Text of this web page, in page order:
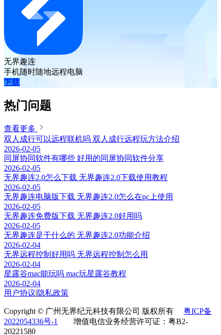
无界趣连
手机随时随地远程电脑
下载
热门问题
查看更多
双人成行可以远程联机吗 双人成行远程玩方法介绍
2026-02-05
同屏协同软件有哪些 好用的同屏协同软件分享
2026-02-05
无界趣连2.0怎么下载 无界趣连2.0下载使用教程
2026-02-05
无界趣连电脑版下载 无界趣连2.0怎么在pc上使用
2026-02-05
无界趣连免费版下载 无界趣连2.0好用吗
2026-02-05
无界趣连是干什么的 无界趣连2.0功能介绍
2026-02-04
无界远程控制好用吗 无界远程控制怎么用
2026-02-04
星露谷mac能玩吗 mac玩星露谷教程
2026-02-04
用户协议|隐私政策
Copyright © 广州无界纪元科技有限公司 版权所有 粤ICP备
2022054336号-1
增值电信业务经营许可证：粤B2-
20221580